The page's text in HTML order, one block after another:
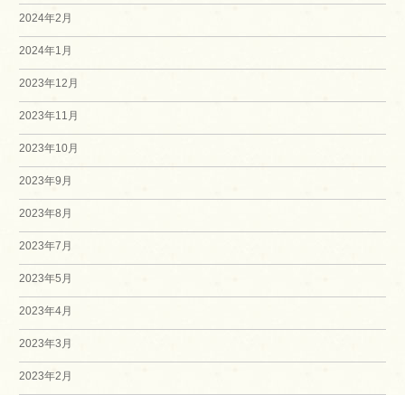
2024年2月
2024年1月
2023年12月
2023年11月
2023年10月
2023年9月
2023年8月
2023年7月
2023年5月
2023年4月
2023年3月
2023年2月